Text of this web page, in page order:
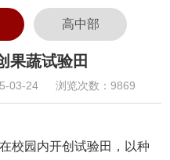
高中部
果蔬试验田
03-24 浏览次数：9869
校园内开创试验田，以种